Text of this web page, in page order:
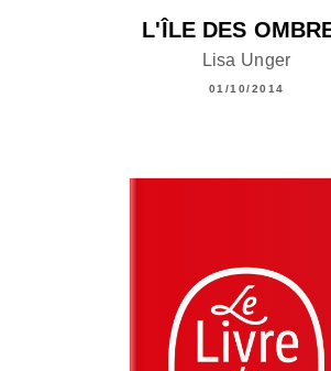
L'ÎLE DES
Lisa Unger
01/10/2014